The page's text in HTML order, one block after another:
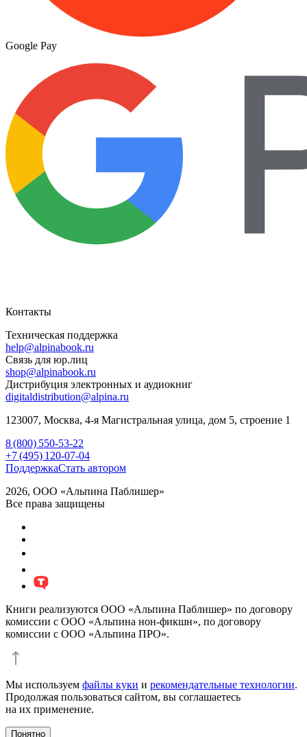
Google Pay
Контакты
Техническая поддержка
help@alpinabook.ru
Связь для юр.лиц
shop@alpinabook.ru
Дистрибуция электронных и аудиокниг
digitaldistribution@alpina.ru
123007, Москва, 4-я Магистральная улица, дом 5, строение 1
8 (800) 550-53-22
+7 (495) 120-07-04
ПоддержкаСтать автором
2026, ООО «Альпина Паблишер»
Все права защищены
Книги реализуются ООО «Альпина Паблишер» по договору
комиссии с ООО «Альпина нон-фикшн», по договору
комиссии с ООО «Альпина ПРО».
Мы используем файлы куки и рекомендательные технологии.
Продолжая пользоваться сайтом, вы соглашаетесь
на их применение.
Понятно